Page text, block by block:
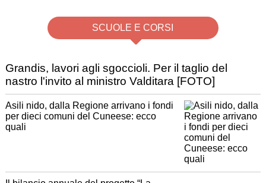
SCUOLE E CORSI
Grandis, lavori agli sgoccioli. Per il taglio del
nastro l'invito al ministro Valditara [FOTO]
Asili nido, dalla Regione arrivano i fondi
per dieci comuni del Cuneese: ecco
quali